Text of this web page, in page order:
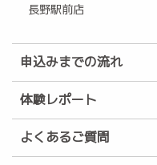
長野駅前店
申込みまでの流れ
体験レポート
よくあるご質問